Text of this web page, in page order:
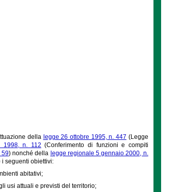
della legge 26 ottobre 1995, n. 447 (Legge
1998, n. 112 (Conferimento di funzioni e compiti
59) nonché della legge regionale 5 gennaio 2000, n.
i seguenti obiettivi:
abitativi;
usi attuali e previsti del territorio;